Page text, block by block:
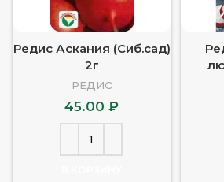
Редис Аскания (Сиб.сад)
2г
РЕДИС
45.00₽